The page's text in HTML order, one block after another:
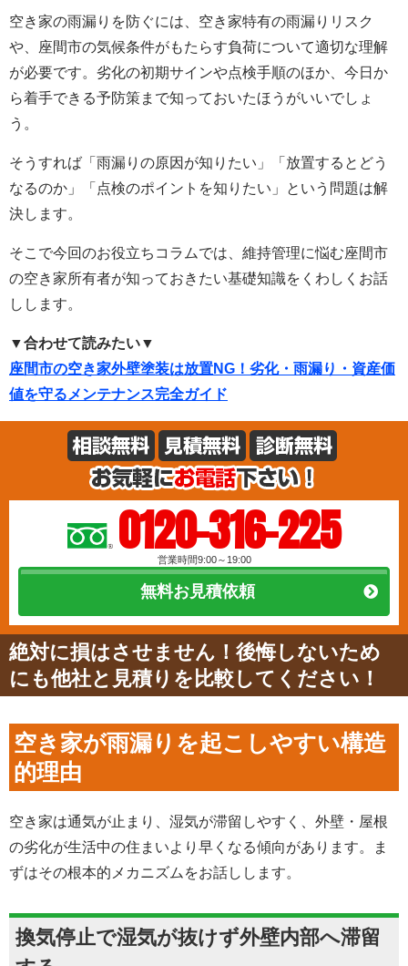
空き家の雨漏りを防ぐには、空き家特有の雨漏りリスク
や、座間市の気候条件がもたらす負荷について適切な理解
が必要です。劣化の初期サインや点検手順のほか、今日か
ら着手できる予防策まで知っておいたほうがいいでしょ
う。
そうすれば「雨漏りの原因が知りたい」「放置するとどう
なるのか」「点検のポイントを知りたい」という問題は解
決します。
そこで今回のお役立ちコラムでは、維持管理に悩む座間市
の空き家所有者が知っておきたい基礎知識をくわしくお話
しします。
▼合わせて読みたい▼
座間市の空き家外壁塗装は放置NG！劣化・雨漏り・資産価
値を守るメンテナンス完全ガイド
0120-316-225
営業時間9:00～19:00
無料お見積依頼
絶対に損はさせません！後悔しないため
にも他社と見積りを比較してください！
空き家が雨漏りを起こしやすい構造
的理由
空き家は通気が止まり、湿気が滞留しやすく、外壁・屋根
の劣化が生活中の住まいより早くなる傾向があります。ま
ずはその根本的メカニズムをお話しします。
換気停止で湿気が抜けず外壁内部へ滞留